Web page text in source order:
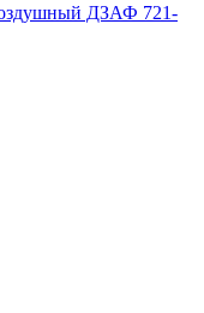
ДЗАФ 721-